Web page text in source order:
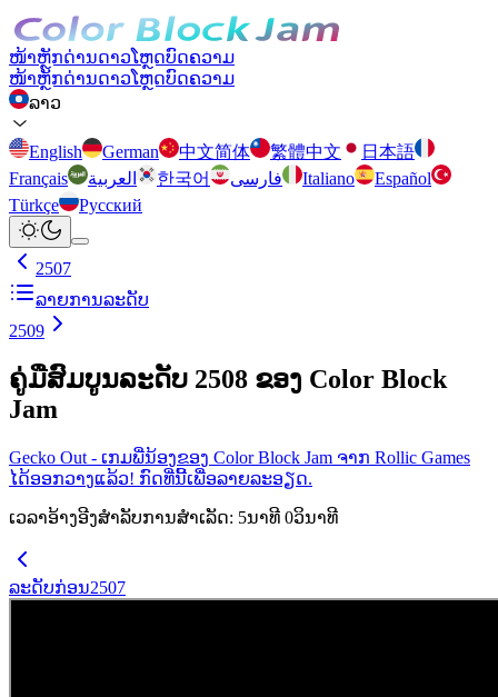
ໜ້າຫຼັກດ່ານດາວໂຫຼດບົດຄວາມ
ໜ້າຫຼັກດ່ານດາວໂຫຼດບົດຄວາມ
ລາວ
English German 中文简体 繁體中文
日本語
Français
العربية 한국어 فارسی Italiano
Español
Türkçe
Русский
2507
ລາຍການລະດັບ
2509
ຄູ່ມືສົມບູນລະດັບ 2508 ຂອງ Color Block
Jam
Gecko Out - ເກມພີ່ນ້ອງຂອງ Color Block Jam ຈາກ Rollic Games
ໄດ້ອອກວາງແລ້ວ! ກົດທີ່ນີ້ເພື່ອລາຍລະອຽດ.
ເວລາອ້າງອີງສຳລັບການສຳເລັດ: 5ນາທີ 0ວິນາທີ
ລະດັບກ່ອນ2507